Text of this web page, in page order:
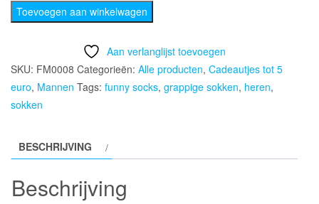
Heren
sokken
maat
aantal
Toevoegen aan winkelwagen
Aan verlanglijst toevoegen
SKU: FM0008 Categorieën: Alle producten, Cadeautjes tot 5
euro, Mannen Tags: funny socks, grappige sokken, heren,
sokken
BESCHRIJVING
Beschrijving